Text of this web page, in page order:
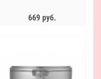
669 руб.